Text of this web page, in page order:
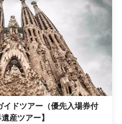
ドツアー（優先入場券付
産ツアー】